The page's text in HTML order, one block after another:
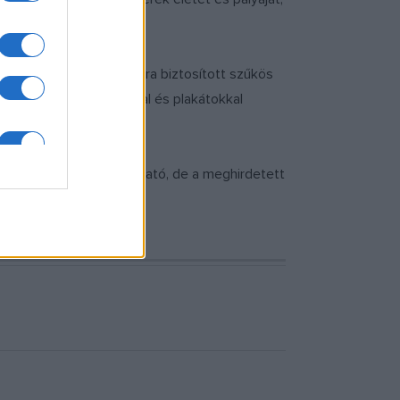
művészek számára biztosított szűkös
Az archív fotókkal és plakátokkal
vezetéssel látogatható, de a meghirdetett